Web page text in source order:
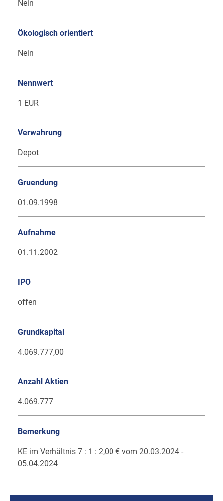
Nein
Ökologisch orientiert
Nein
Nennwert
1 EUR
Verwahrung
Depot
Gruendung
01.09.1998
Aufnahme
01.11.2002
IPO
offen
Grundkapital
4.069.777,00
Anzahl Aktien
4.069.777
Bemerkung
KE im Verhältnis 7 : 1 : 2,00 € vom 20.03.2024 -
05.04.2024